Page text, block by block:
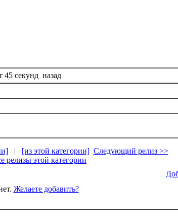
45 секунд назад
| [из этой категории] Следующий релиз >>
релизы этой категории
Желаете добавить?